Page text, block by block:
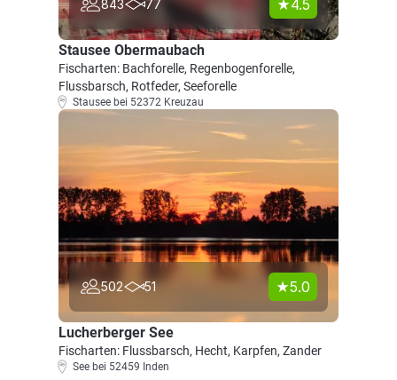
843 77 4.5
Stausee Obermaubach
Fischarten: Bachforelle, Regenbogenforelle,
Flussbarsch, Rotfeder, Seeforelle
Stausee bei 52372 Kreuzau
502 51 5.0
Lucherberger See
Fischarten: Flussbarsch, Hecht, Karpfen, Zander
See bei 52459 Inden